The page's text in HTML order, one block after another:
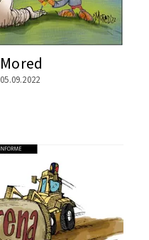
Mored
05.09.2022